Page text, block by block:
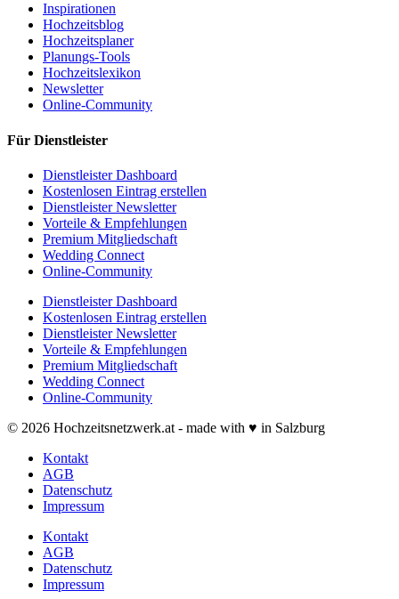
Inspirationen
Hochzeitsblog
Hochzeitsplaner
Planungs-Tools
Hochzeitslexikon
Newsletter
Online-Community
Für Dienstleister
Dienstleister Dashboard
Kostenlosen Eintrag erstellen
Dienstleister Newsletter
Vorteile & Empfehlungen
Premium Mitgliedschaft
Wedding Connect
Online-Community
Dienstleister Dashboard
Kostenlosen Eintrag erstellen
Dienstleister Newsletter
Vorteile & Empfehlungen
Premium Mitgliedschaft
Wedding Connect
Online-Community
© 2026 Hochzeitsnetzwerk.at - made with ♥ in Salzburg
Kontakt
AGB
Datenschutz
Impressum
Kontakt
AGB
Datenschutz
Impressum